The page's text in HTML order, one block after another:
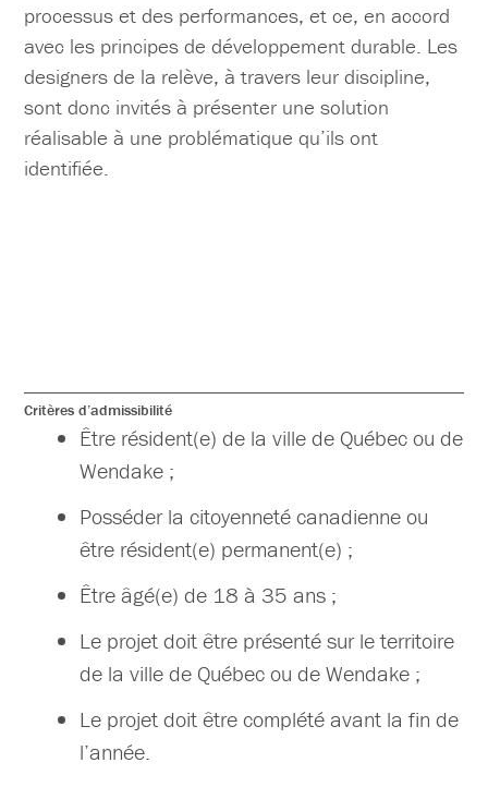
processus et des performances, et ce, en accord
avec les principes de développement durable. Les
designers de la relève, à travers leur discipline,
sont donc invités à présenter une solution
réalisable à une problématique qu’ils ont
identifiée.
Critères d’admissibilité
Être résident(e) de la ville de Québec ou de
Wendake ;
Posséder la citoyenneté canadienne ou
être résident(e) permanent(e) ;
Être âgé(e) de 18 à 35 ans ;
Le projet doit être présenté sur le territoire
de la ville de Québec ou de Wendake ;
Le projet doit être complété avant la fin de
l’année.